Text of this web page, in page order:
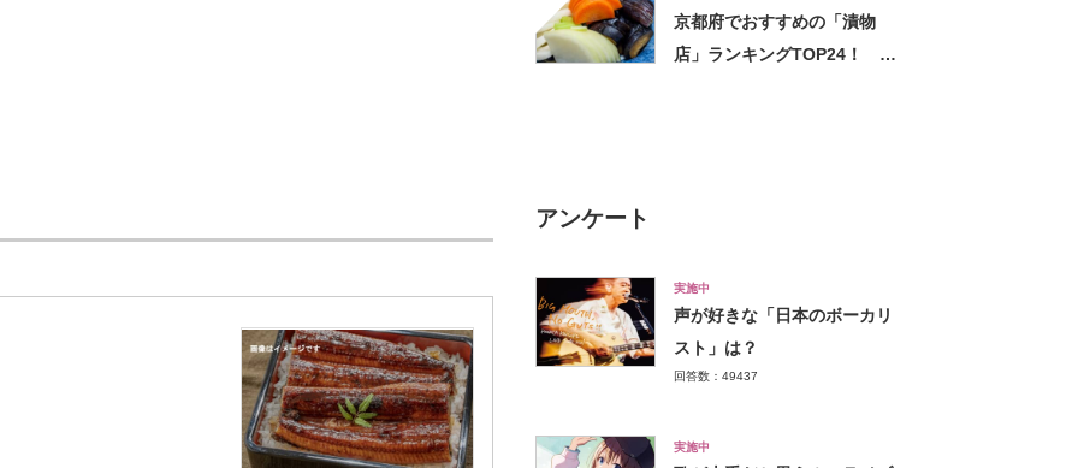
京都府でおすすめの「漬物
店」ランキングTOP24！ 第
アンケート
実施中
声が好きな「日本のボーカリ
スト」は？
回答数：49437
実施中